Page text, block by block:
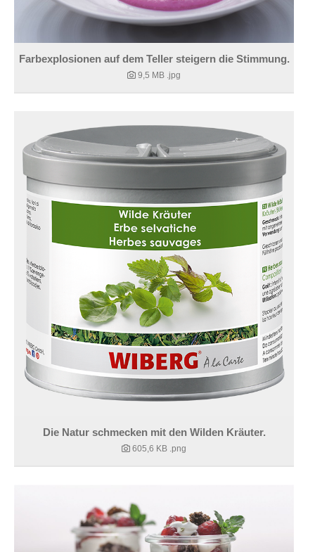
Farbexplosionen auf dem Teller steigern die Stimmung.
9,5 MB .jpg
Die Natur schmecken mit den Wilden Kräuter.
605,6 KB .png